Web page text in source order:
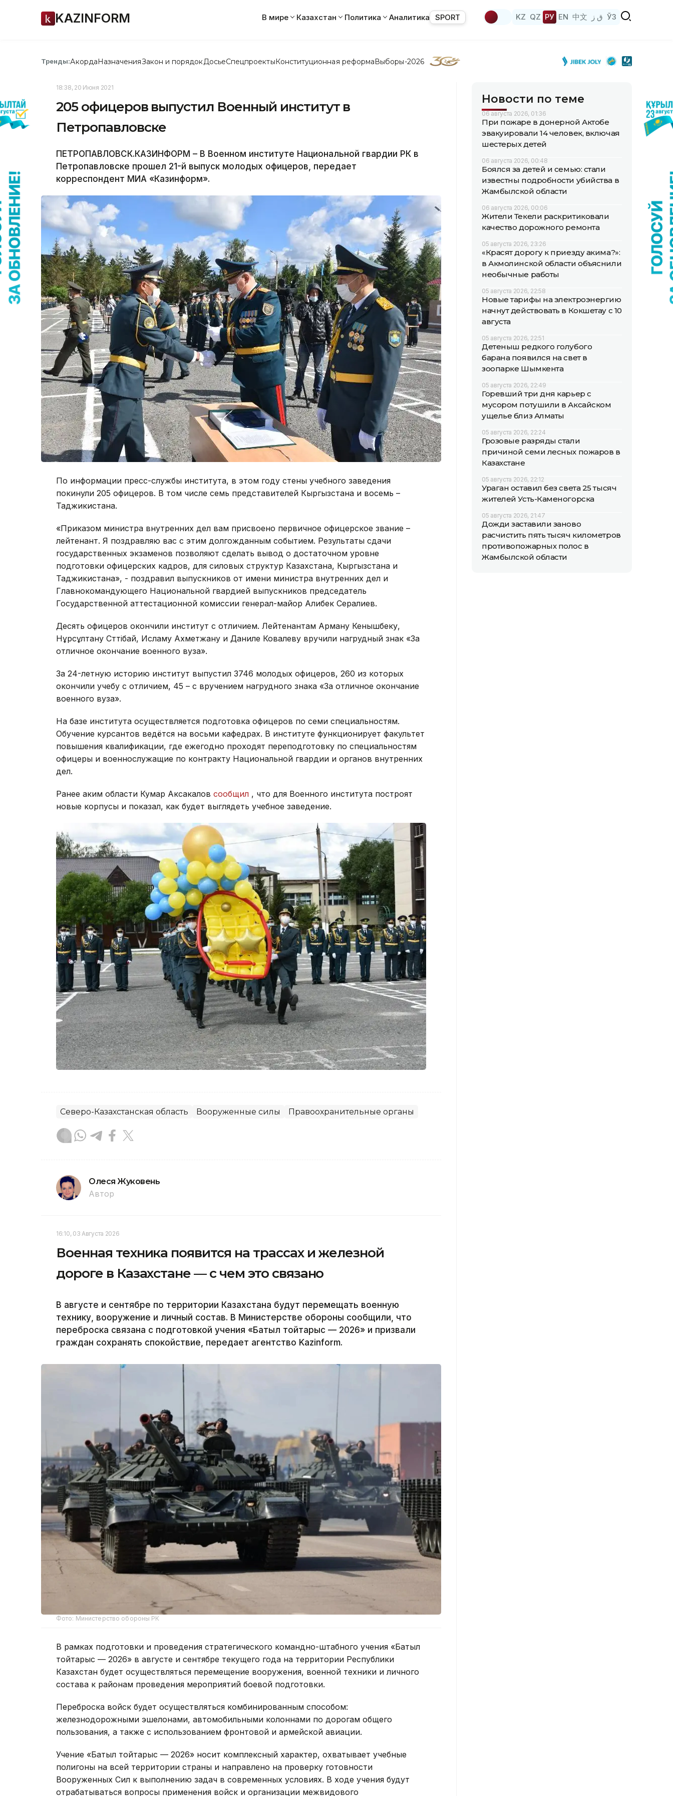
KAZINFORM В мире Казахстан Политика Аналитика SPORT KZ QZ РУ EN 中文 ق ز ЎЗ
Тренды:АкордаНазначенияЗакон и порядок ДосьеСпецпроектыКонституционная реформаВыборы-2026
18:38, 20 Июня 2021
205 офицеров выпустил Военный институт в
Петропавловске
ПЕТРОПАВЛОВСК.КАЗИНФОРМ – В Военном институте Национальной гвардии РК в
Петропавловске прошел 21-й выпуск молодых офицеров, передает
корреспондент МИА «Казинформ».
По информации пресс-службы института, в этом году стены учебного заведения
покинули 205 офицеров. В том числе семь представителей Кыргызстана и восемь –
Таджикистана.
«Приказом министра внутренних дел вам присвоено первичное офицерское звание –
лейтенант. Я поздравляю вас с этим долгожданным событием. Результаты сдачи
государственных экзаменов позволяют сделать вывод о достаточном уровне
подготовки офицерских кадров, для силовых структур Казахстана, Кыргызстана и
Таджикистана», - поздравил выпускников от имени министра внутренних дел и
Главнокомандующего Национальной гвардией выпускников председатель
Государственной аттестационной комиссии генерал-майор Алибек Сералиев.
Десять офицеров окончили институт с отличием. Лейтенантам Арману Кенышбеку,
Нұрсұлтану Сүттібай, Исламу Ахметжану и Даниле Ковалеву вручили нагрудный знак «За
отличное окончание военного вуза».
За 24-летную историю институт выпустил 3746 молодых офицеров, 260 из которых
окончили учебу с отличием, 45 – с вручением нагрудного знака «За отличное окончание
военного вуза».
На базе института осуществляется подготовка офицеров по семи специальностям.
Обучение курсантов ведётся на восьми кафедрах. В институте функционирует факультет
повышения квалификации, где ежегодно проходят переподготовку по специальностям
офицеры и военнослужащие по контракту Национальной гвардии и органов внутренних
дел.
Ранее аким области Кумар Аксакалов сообщил , что для Военного института построят
новые корпусы и показал, как будет выглядеть учебное заведение.
Северо-Казахстанская область Вооруженные силы Правоохранительные органы
Олеся Жуковень
Автор
16:10, 03 Августа 2026
Военная техника появится на трассах и железной
дороге в Казахстане — с чем это связано
В августе и сентябре по территории Казахстана будут перемещать военную
технику, вооружение и личный состав. В Министерстве обороны сообщили, что
переброска связана с подготовкой учения «Батыл тойтарыс — 2026» и призвали
граждан сохранять спокойствие, передает агентство Kazinform.
Фото: Министерство обороны РК
В рамках подготовки и проведения стратегического командно-штабного учения «Батыл
тойтарыс — 2026» в августе и сентябре текущего года на территории Республики
Казахстан будет осуществляться перемещение вооружения, военной техники и личного
состава к районам проведения мероприятий боевой подготовки.
Переброска войск будет осуществляться комбинированным способом:
железнодорожными эшелонами, автомобильными колоннами по дорогам общего
пользования, а также с использованием фронтовой и армейской авиации.
Учение «Батыл тойтарыс — 2026» носит комплексный характер, охватывает учебные
полигоны на всей территории страны и направлено на проверку готовности
Вооруженных Сил к выполнению задач в современных условиях. В ходе учения будут
отрабатываться вопросы применения войск и организации межвидового
Новости по теме
06 августа 2026, 01:36
При пожаре в донерной Актобе
эвакуировали 14 человек, включая
шестерых детей
06 августа 2026, 00:48
Боялся за детей и семью: стали
известны подробности убийства в
Жамбылской области
06 августа 2026, 00:06
Жители Текели раскритиковали
качество дорожного ремонта
05 августа 2026, 23:26
«Красят дорогу к приезду акима?»:
в Акмолинской области объяснили
необычные работы
05 августа 2026, 22:58
Новые тарифы на электроэнергию
начнут действовать в Кокшетау с 10
августа
05 августа 2026, 22:51
Детеныш редкого голубого
барана появился на свет в
зоопарке Шымкента
05 августа 2026, 22:49
Горевший три дня карьер с
мусором потушили в Аксайском
ущелье близ Алматы
05 августа 2026, 22:24
Грозовые разряды стали
причиной семи лесных пожаров в
Казахстане
05 августа 2026, 22:12
Ураган оставил без света 25 тысяч
жителей Усть-Каменогорска
05 августа 2026, 21:47
Дожди заставили заново
расчистить пять тысяч километров
противопожарных полос в
Жамбылской области